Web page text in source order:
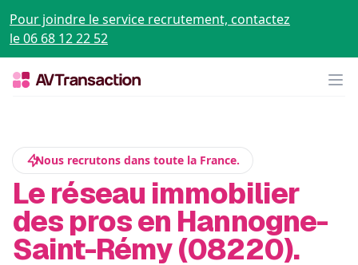
Pour joindre le service recrutement, contactez
le 06 68 12 22 52
Nous recrutons dans toute la France.
Le réseau immobilier
des pros en Hannogne-
Saint-Rémy (08220).